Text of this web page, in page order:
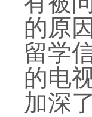
的原
留学
的电
加深